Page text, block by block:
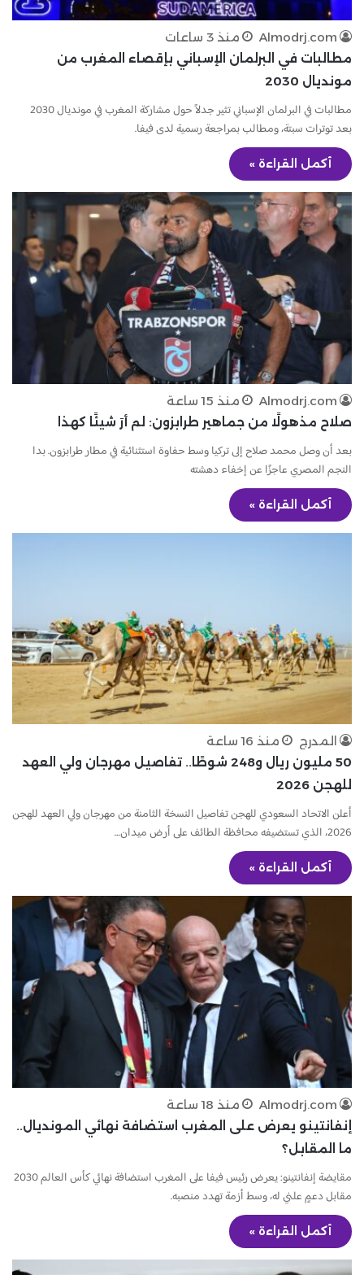
Almodrj.com
منذ 3 ساعات
مطالبات في البرلمان الإسباني بإقصاء المغرب من
مونديال 2030
مطالبات في البرلمان الإسباني تثير جدلاً حول مشاركة المغرب في مونديال 2030
بعد توترات سبتة، ومطالب بمراجعة رسمية لدى فيفا.
أكمل القراءة »
Almodrj.com
منذ 15 ساعة
صلاح مذهولًا من جماهير طرابزون: لم أرَ شيئًا كهذا
بعد أن وصل محمد صلاح إلى تركيا وسط حفاوة استثنائية في مطار طرابزون. بدا
النجم المصري عاجزًا عن إخفاء دهشته
أكمل القراءة »
المدرج
منذ 16 ساعة
50 مليون ريال و248 شوطًا.. تفاصيل مهرجان ولي العهد
للهجن 2026
أعلن الاتحاد السعودي للهجن تفاصيل النسخة الثامنة من مهرجان ولي العهد للهجن
2026، الذي تستضيفه محافظة الطائف على أرض ميدان…
أكمل القراءة »
Almodrj.com
منذ 18 ساعة
إنفانتينو يعرض على المغرب استضافة نهائي المونديال..
ما المقابل؟
مقايضة إنفانتينو: يعرض رئيس فيفا على المغرب استضافة نهائي كأس العالم 2030
مقابل دعمٍ علني له، وسط أزمة تهدد منصبه.
أكمل القراءة »